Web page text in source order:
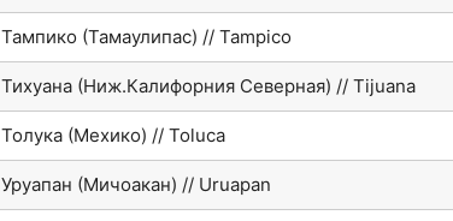
Тампико (Тамаулипас) // Tampico
Тихуана (Ниж.Калифорния Северная) // Tijuana
Толука (Мехико) // Toluca
Уруапан (Мичоакан) // Uruapan